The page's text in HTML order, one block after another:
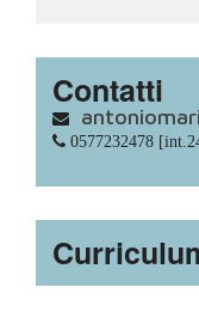
Contatti
0577232478